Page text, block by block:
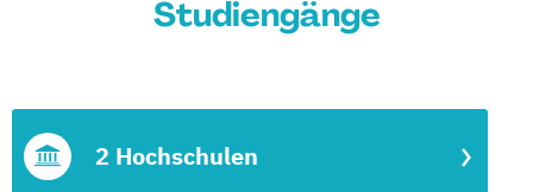
Studiengänge
2 Hochschulen